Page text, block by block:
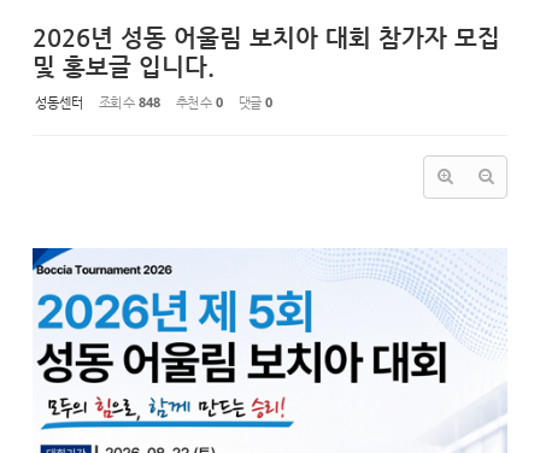
2026년 성동 어울림 보치아 대회 참가자 모집
및 홍보글 입니다.
성동센터 조회 수 848 추천 수 0 댓글 0